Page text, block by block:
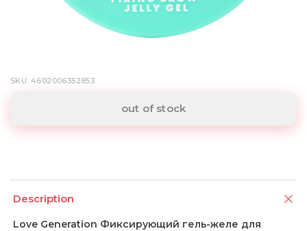
SKU: 4602006352853
out of stock
Description
Love Generation Фиксирующий гель-желе для